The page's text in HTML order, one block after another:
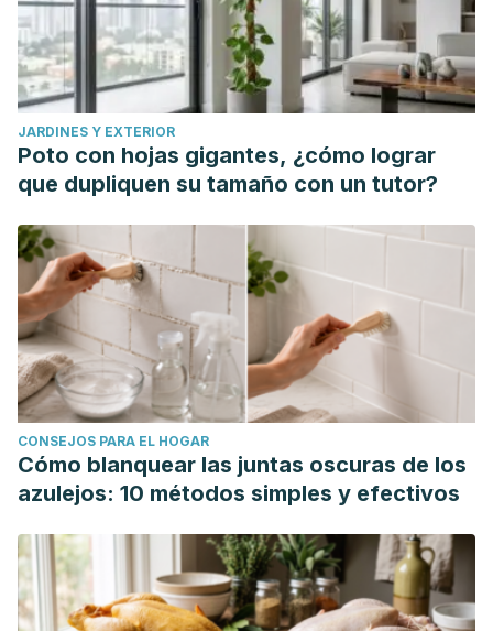
JARDINES Y EXTERIOR
Poto con hojas gigantes, ¿cómo lograr
que dupliquen su tamaño con un tutor?
CONSEJOS PARA EL HOGAR
Cómo blanquear las juntas oscuras de los
azulejos: 10 métodos simples y efectivos